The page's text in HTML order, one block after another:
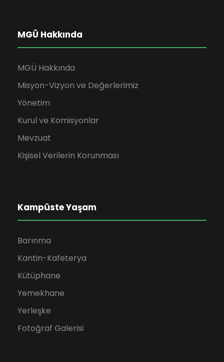
MGÜ Hakkında
MGÜ Hakkında
Misyon-Vizyon ve Değerlerimiz
Yönetim
Kurul ve Komisyonlar
Mevzuat
Kişisel Verilerin Korunması
Kampüste Yaşam
Barınma
Kantin-Kafeterya
Kütüphane
Yemekhane
Yerleşke
Fotoğraf Galerisi